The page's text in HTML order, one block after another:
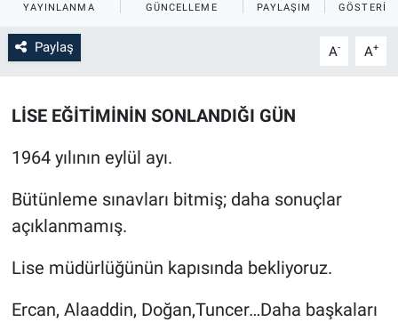
YAYINLANMA GÜNCELLEME PAYLAŞIM GÖSTERIM
Paylaş A- A+
LİSE EĞİTİMİNİN SONLANDIĞI GÜN
1964 yılının eylül ayı.
Bütünleme sınavları bitmiş; daha sonuçlar
açıklanmamış.
Lise müdürlüğünün kapısında bekliyoruz.
Ercan, Alaaddin, Doğan,Tuncer…Daha başkaları
Sağlık
Genel
Asayiş
İlan - Duyuru- Mesaj
Sizden Gelenler
Yaşam
Eğitim
Kültür
İlan - Duyuru- Mesaj
Sizden Gelenler